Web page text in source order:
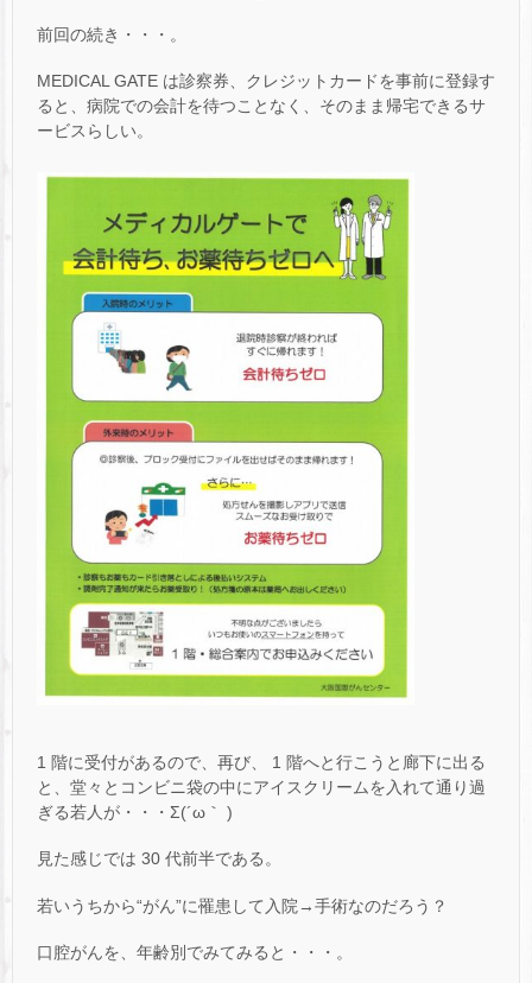
前回の続き・・・。
MEDICAL GATE は診察券、クレジットカードを事前に登録す
ると、病院での会計を待つことなく、そのまま帰宅できるサ
ービスらしい。
1 階に受付があるので、再び、 1 階へと行こうと廊下に出る
と、堂々とコンビニ袋の中にアイスクリームを入れて通り過
ぎる若人が・・・Σ(´ω｀ )
見た感じでは 30 代前半である。
若いうちから“がん”に罹患して入院→手術なのだろう？
口腔がんを、年齢別でみてみると・・・。